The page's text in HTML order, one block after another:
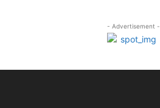
- Advertisement -